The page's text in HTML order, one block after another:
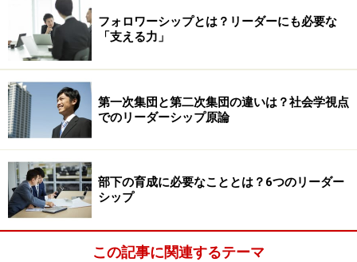
フォロワーシップとは？リーダーにも必要な
「支える力」
第一次集団と第二次集団の違いは？社会学視点
でのリーダーシップ原論
部下の育成に必要なこととは？6つのリーダー
シップ
この記事に関連するテーマ